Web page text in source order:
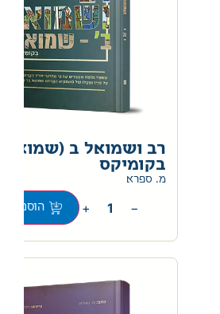
רב ושמואל ב (שמואל)
בקומיקס
מ. ספרא
−
+ הוספה